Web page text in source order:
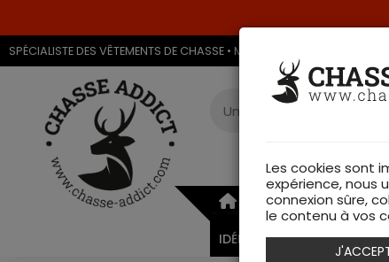
SPÉCIALISTE DES VÊTEMENTS DE CHASSE • MAGASIN DE CHASSE &
ARMURERIE
IDÉES CADEAUX
Les cookies sont
expérience, nous
connexion sûre,
le contenu à vos